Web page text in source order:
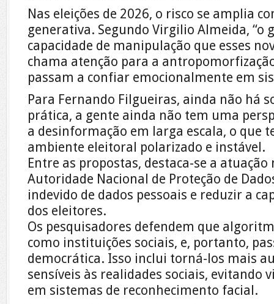
Nas eleições de 2026, o risco se amplia
generativa. Segundo Virgilio Almeida, “o
capacidade de manipulação que esses
chama atenção para a
passam a confiar emocionalmente em
Para Fernando Filgueiras, ainda não há
prática, a gente ainda não tem uma
a desinformação em larga escala, o que
ambiente eleitoral polarizado e instável.
Entre as propostas, destaca-se a
Autoridade Nacional de Proteção de
indevido de dados pessoais e reduzir a
dos eleitores.
Os pesquisadores defendem que
como instituições sociais, e, portanto,
democrática. Isso inclui torná-los mais
sensíveis às realidades sociais, evitando
em sistemas de reconhecimento facial.